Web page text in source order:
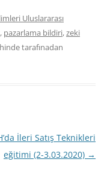
Uluslararası
, pazarlama bildiri,zeki
tarafınadan
İleri Satış Teknikleri
eğitimi (2-3.03.2020) →